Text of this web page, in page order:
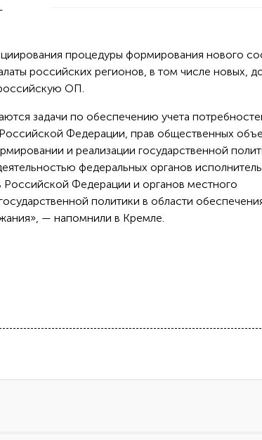
процедуры формирования нового
российских регионов, в том числе новых,
ОП.
задачи по обеспечению учета
Федерации, прав общественных
и реализации государственной
федеральных органов
Российской Федерации и органов местного
политики в области
— напомнили в Кремле.